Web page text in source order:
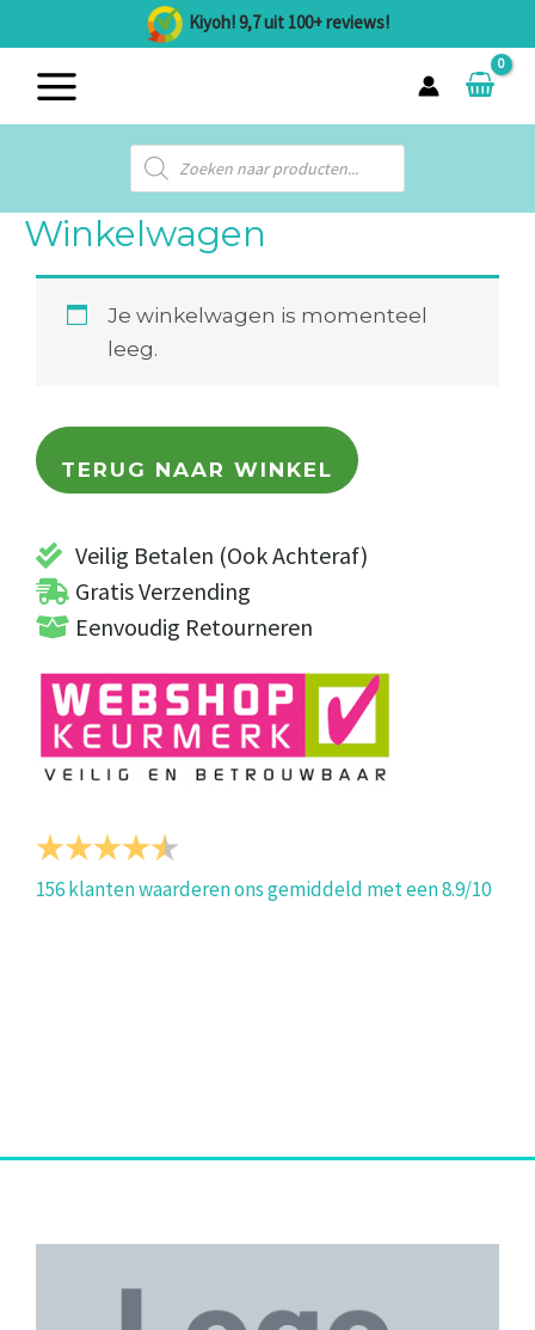
naar
Kiyoh! 9,7 uit 100+ reviews!
MAIN
MENU
Producten
zoeken
Winkelwagen
Je winkelwagen is momenteel
leeg.
TERUG NAAR WINKEL
Veilig Betalen (Ook Achteraf)
Gratis Verzending
Eenvoudig Retourneren
156klanten waarderen ons gemiddeld met een8.9/10